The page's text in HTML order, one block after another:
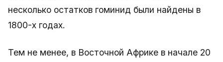
несколько остатков гоминид были найдены в
1800-х годах.
Тем не менее, в Восточной Африке в начале 20